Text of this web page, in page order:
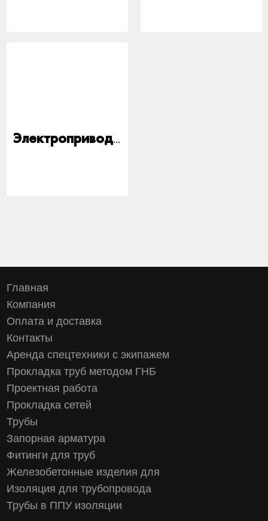
Электроприводы
Главная
Компания
Оплата и доставка
Контакты
Аренда спецтехники с экипажем
Прокладка труб методом ГНБ
Проектная работа
Прокладка сетей
Трубы
Запорная арматура
Фитинги для труб
Железобетонные изделия для
Изоляция для трубопровода
Трубы в ППУ изоляции